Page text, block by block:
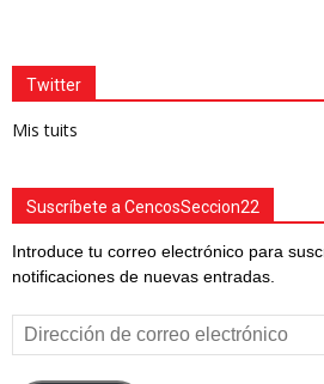
Twitter
Mis tuits
Suscríbete a CencosSeccion22
Introduce tu correo electrónico para
notificaciones de nuevas entradas.
Dirección
de